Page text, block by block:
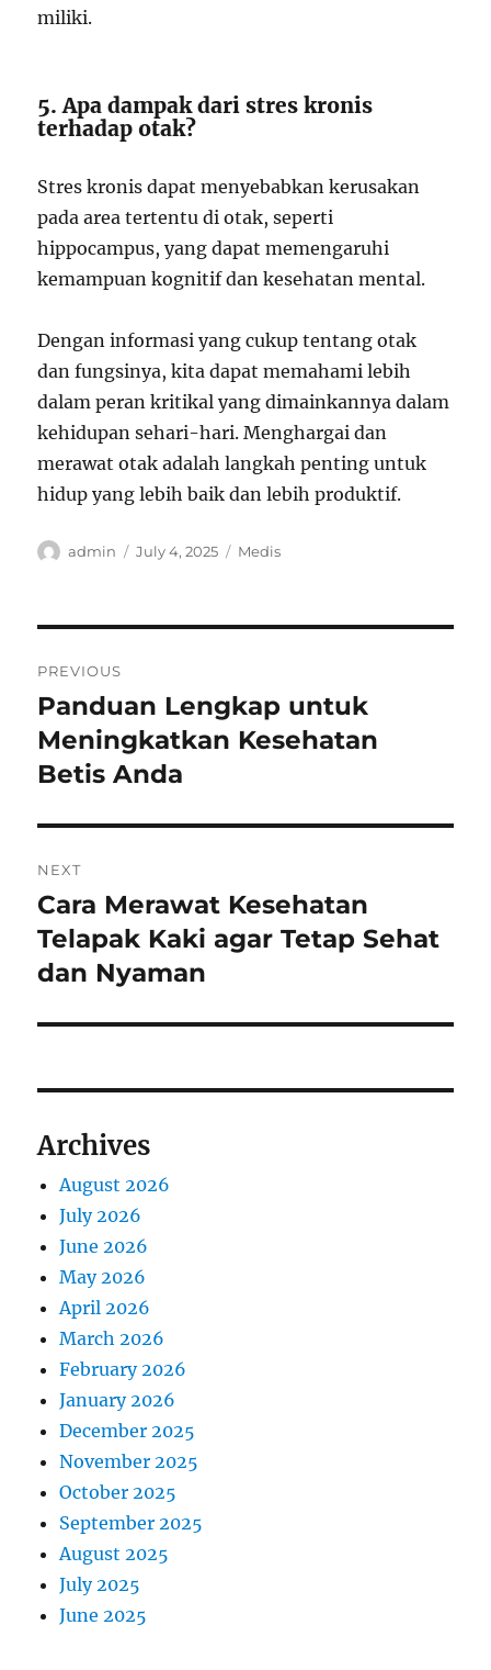
miliki.
5. Apa dampak dari stres kronis
terhadap otak?
Stres kronis dapat menyebabkan kerusakan
pada area tertentu di otak, seperti
hippocampus, yang dapat memengaruhi
kemampuan kognitif dan kesehatan mental.
Dengan informasi yang cukup tentang otak
dan fungsinya, kita dapat memahami lebih
dalam peran kritikal yang dimainkannya dalam
kehidupan sehari-hari. Menghargai dan
merawat otak adalah langkah penting untuk
hidup yang lebih baik dan lebih produktif.
Author
admin
Posted
July 4, 2025 Categories
Medis
navigation
PREVIOUS
Previous
post:
Panduan Lengkap untuk
Meningkatkan Kesehatan
Betis Anda
NEXT
Next
post:
Cara Merawat Kesehatan
Telapak Kaki agar Tetap Sehat
dan Nyaman
Archives
August 2026
July 2026
June 2026
May 2026
April 2026
March 2026
February 2026
January 2026
December 2025
November 2025
October 2025
September 2025
August 2025
July 2025
June 2025